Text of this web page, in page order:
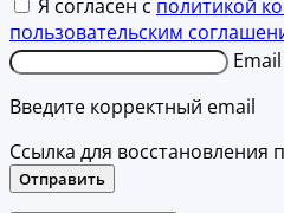
Я согласен с политикой
пользовательским
Email
Введите корректный email
Ссылка для восстановления
Отправить